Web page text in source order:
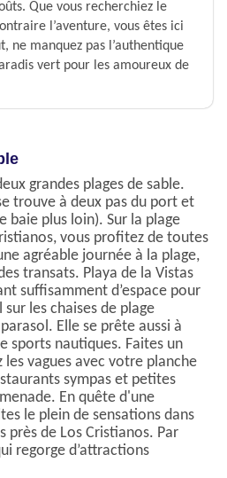
Que vous recherchiez le
l’aventure, vous êtes ici
ne manquez pas l’authentique
vert pour les amoureux de
grandes plages de sable.
trouve à deux pas du port et
baie plus loin). Sur la plage
vous profitez de toutes
agréable journée à la plage,
transats. Playa de la Vistas
suffisamment d’espace pour
les chaises de plage
Elle se prête aussi à
sports nautiques. Faites un
vagues avec votre planche
sympas et petites
En quête d'une
le plein de sensations dans
près de Los Cristianos. Par
regorge d’attractions